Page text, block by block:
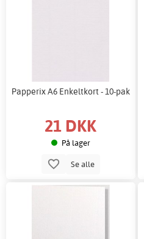
Papperix A6 Enkeltkort - 10-pak
21 DKK
På lager
Se alle